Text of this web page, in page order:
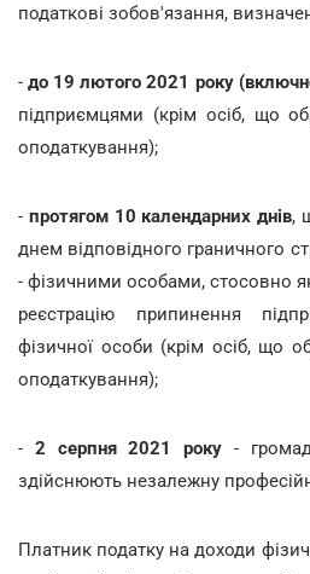
податкові зобов'язання,
-до 19 лютого 2021 року
підприємцями (крім осіб, що
оподаткування);
- протягом 10 календарних днів,
днем відповідного граничного
- фізичними особами, стосовно
реєстрацію припинення
фізичної особи (крім осіб, що
оподаткування);
- 2 серпня 2021 року -
здійснюють незалежну
Платник податку на доходи